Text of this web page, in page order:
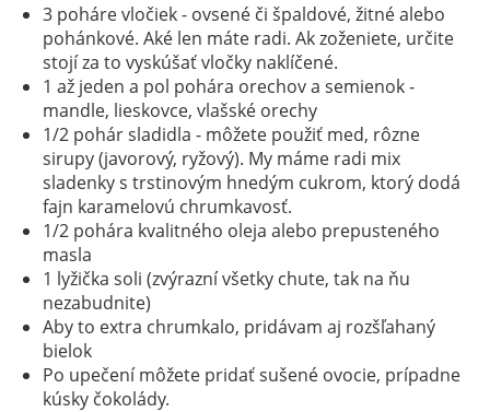
3 poháre vločiek - ovsené či špaldové, žitné alebo
pohánkové. Aké len máte radi. Ak zoženiete, určite
stojí za to vyskúšať vločky naklíčené.
1 až jeden a pol pohára orechov a semienok -
mandle, lieskovce, vlašské orechy
1/2 pohár sladidla - môžete použiť med, rôzne
sirupy (javorový, ryžový). My máme radi mix
sladenky s trstinovým hnedým cukrom, ktorý dodá
fajn karamelovú chrumkavosť.
1/2 pohára kvalitného oleja alebo prepusteného
masla
1 lyžička soli (zvýrazní všetky chute, tak na ňu
nezabudnite)
Aby to extra chrumkalo, pridávam aj rozšľahaný
bielok
Po upečení môžete pridať sušené ovocie, prípadne
kúsky čokolády.